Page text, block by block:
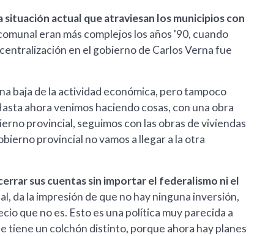
situación actual que atraviesan los municipios con
eran más complejos los años '90, cuando
en el gobierno de Carlos Verna fue
baja de la actividad económica, pero tampoco
ahora venimos haciendo cosas, con una obra
provincial, seguimos con las obras de viviendas
provincial no vamos a llegar a la otra
sus cuentas sin importar el federalismo ni el
da la impresión de que no hay ninguna inversión,
que no es. Esto es una política muy parecida a
tiene un colchón distinto, porque ahora hay planes